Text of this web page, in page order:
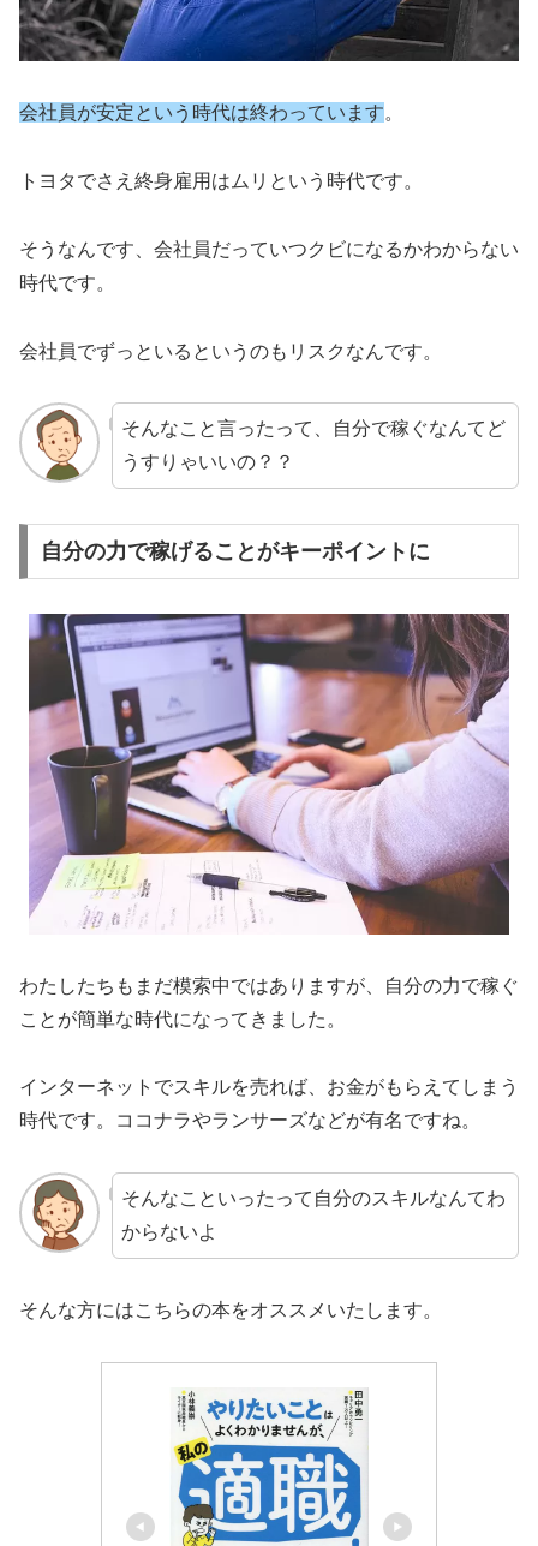
会社員が安定という時代は終わっています。
トヨタでさえ終身雇用はムリという時代です。
そうなんです、会社員だっていつクビになるかわからない
時代です。
会社員でずっといるというのもリスクなんです。
そんなこと言ったって、自分で稼ぐなんてど
うすりゃいいの？？
自分の力で稼げることがキーポイントに
わたしたちもまだ模索中ではありますが、自分の力で稼ぐ
ことが簡単な時代になってきました。
インターネットでスキルを売れば、お金がもらえてしまう
時代です。ココナラやランサーズなどが有名ですね。
そんなこといったって自分のスキルなんてわ
からないよ
そんな方にはこちらの本をオススメいたします。